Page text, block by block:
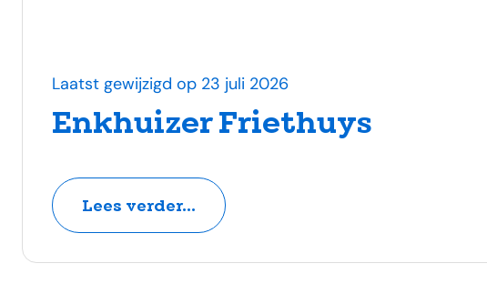
Enkhuizer Friethuys
Laatst gewijzigd op 23 juli 2026
Lees verder...